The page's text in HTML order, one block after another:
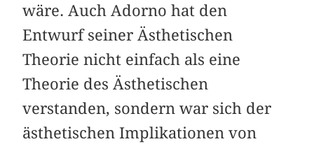
wäre. Auch Adorno hat den
Entwurf seiner Ästhetischen
Theorie nicht einfach als eine
Theorie des Ästhetischen
verstanden, sondern war sich der
ästhetischen Implikationen von